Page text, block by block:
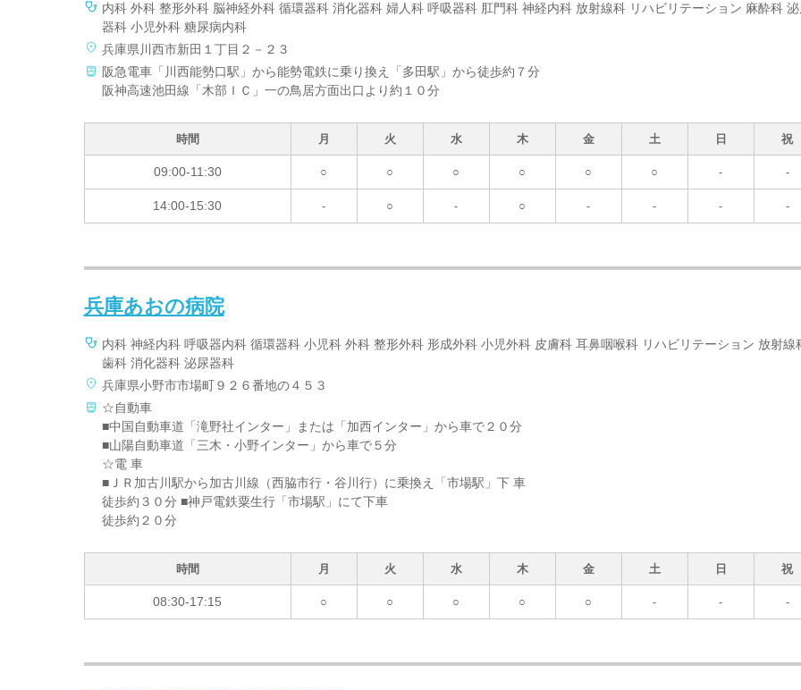
内科 外科 整形外科 脳神経外科 循環器科 消化器科 婦人科 呼吸器科 肛門科 神経内科 放射線科 リハビリテーション 麻酔科
器科 小児外科 糖尿病内科
兵庫県川西市新田１丁目２－２３
阪急電車「川西能勢口駅」から能勢電鉄に乗り換え「多田駅」から徒歩約７分
阪神高速池田線「木部ＩＣ」一の鳥居方面出口より約１０分
時間 月 火 水 木 金 土 日 祝
09:00-11:30 ○ ○ ○ ○ ○ ○ - -
14:00-15:30 - ○ - ○ - - - -
兵庫あおの病院
内科 神経内科 呼吸器内科 循環器科 小児科 外科 整形外科 形成外科 小児外科 皮膚科 耳鼻咽喉科 リハビリテーション 放射線
歯科 消化器科 泌尿器科
兵庫県小野市市場町９２６番地の４５３
☆自動車
■中国自動車道「滝野社インター」または「加西インター」から車で２０分
■山陽自動車道「三木・小野インター」から車で５分
☆電 車
■ＪＲ加古川駅から加古川線（西脇市行・谷川行）に乗換え「市場駅」下 車
徒歩約３０分 ■神戸電鉄粟生行「市場駅」にて下車
徒歩約２０分
時間 月 火 水 木 金 土 日 祝
08:30-17:15 ○ ○ ○ ○ ○ - - -